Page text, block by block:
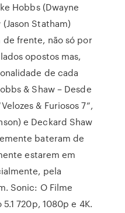
Hobbs (Dwayne
Statham)
frente, não só por
opostos mas,
de cada
& Shaw – Desde
& Furiosos 7”,
e Deckard Shaw
bateram de
estarem em
pela
Sonic: O Filme
720p, 1080p e 4K.